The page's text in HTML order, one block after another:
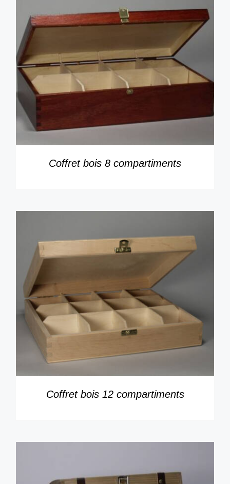
DÉTAILS
Coffret bois 8 compartiments
DÉTAILS
Coffret bois 12 compartiments